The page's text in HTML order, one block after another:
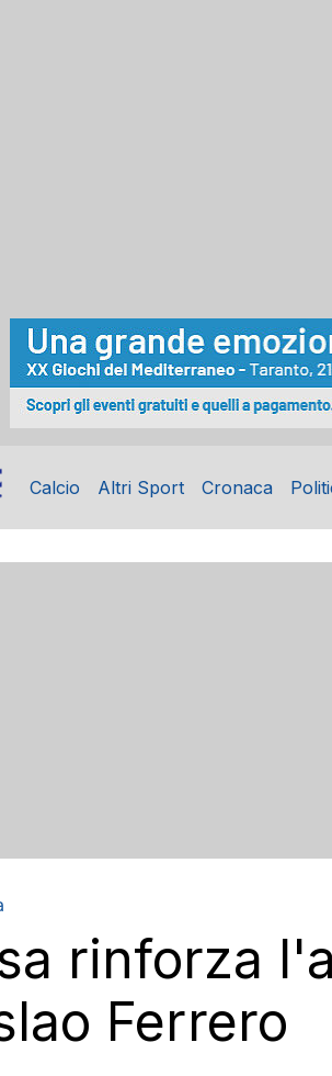
Calcio Altri Sport Cronaca
rinforza
Ferrero